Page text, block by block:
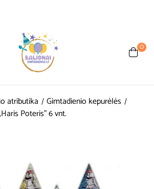
0
atributika
Gimtadienio kepurėlės
Poteris” 6 vnt.